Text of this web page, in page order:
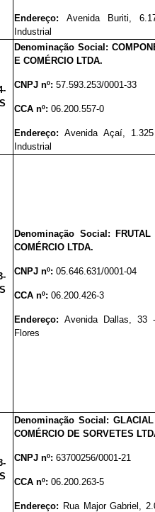
Endereço:Avenida Buriti,
Industrial
Denominação Social:
E COMÉRCIO LTDA.
CNPJ nº:57.593.253/0001-33
CCA nº:06.200.557-0
Endereço:Avenida Açaí,
Industrial
Denominação Social: FRUTAL
COMÉRCIO LTDA.
CNPJ nº:05.646.631/0001-04
CCA nº:06.200.426-3
Endereço:Avenida Dallas, 33
Flores
Denominação Social:
COMÉRCIO DE SORVETES
CNPJ nº:63700256/0001-21
CCA nº:06.200.263-5
Endereço: Rua Major Gabriel,